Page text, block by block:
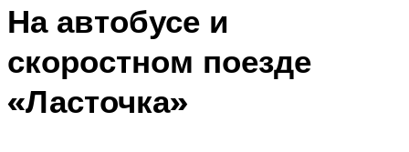
На автобусе и
скоростном поезде
«Ласточка»